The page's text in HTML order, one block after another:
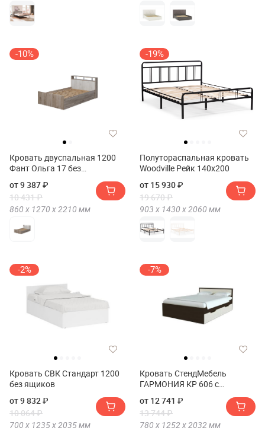
-10%
Кровать двуспальная 1200
Фант Ольга 17 без
двуспальная 1200 FANT
Ольга 17 без основания)
от 9 387 ₽
10 431 ₽
860 х 1270 х 2210 мм
-19%
Полутораспальная кровать
Woodville Рейк 140х200
от 15 930 ₽
19 670 ₽
903 х 1430 х 2060 мм
-2%
Кровать СВК Стандарт 1200
без ящиков
от 9 832 ₽
10 064 ₽
700 х 1235 х 2035мм
-7%
Кровать СтендМебель
ГАРМОНИЯ КР 606 с
от 12 741 ₽
13 744 ₽
780 х 1252 х 2032 мм